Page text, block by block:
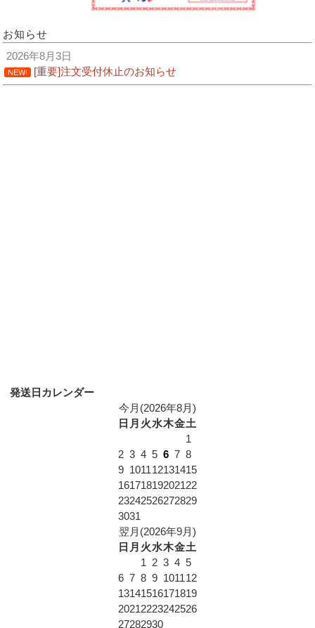
お知らせ
2026年8月3日
NEW! [重要]注文受付休止のお知らせ
発送日カレンダー
今月(2026年8月)
日 月 火水木金土
1
2 3 4 5 6 7 8
9 101112131415
16171819202122
23242526272829
3031
翌月(2026年9月)
日 月 火水木金土
1 2 3 4 5
6 7 8 9 101112
13141516171819
20212223242526
27282930